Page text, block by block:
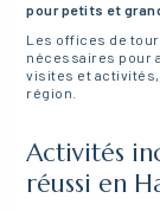
pour petits et
Les offices de
nécessaires pour
visites et
région.
Activités
réussi en